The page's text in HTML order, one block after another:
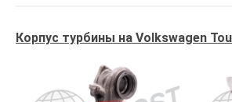
Корпус турбины на Volkswagen